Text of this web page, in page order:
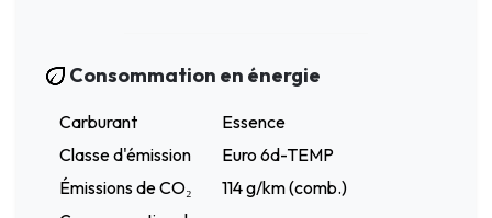
Consommation en énergie
Carburant
Essence
Classe d'émission
Euro 6d-TEMP
Émissions de CO₂
114 g/km (comb.)